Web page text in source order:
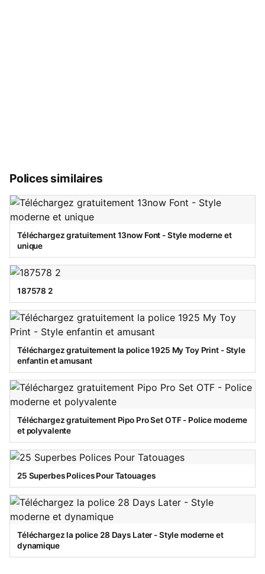
Polices similaires
Téléchargez gratuitement 13now Font - Style moderne et
unique
187578 2
Téléchargez gratuitement la police 1925 My Toy Print - Style
enfantin et amusant
Téléchargez gratuitement Pipo Pro Set OTF - Police moderne
et polyvalente
25 Superbes Polices Pour Tatouages
Téléchargez la police 28 Days Later - Style moderne et
dynamique